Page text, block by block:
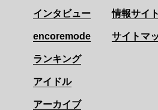
インタビュー
encoremode
ランキング
アイドル
アーカイブ
情報サイト
サイトマ